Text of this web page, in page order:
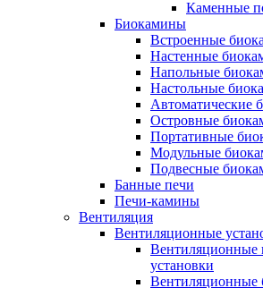
Каменные
Биокамины
Встроенные
Настенные
Напольные
Настольные
Автоматические
Островные
Портативные
Модульные
Подвесные
Банные печи
Печи-камины
Вентиляция
Вентиляционные
Вентиляционные
установки
Вентиляционные